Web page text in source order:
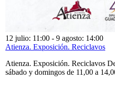
12 julio: 11:00 - 9 agosto: 14:00
Atienza. Exposición. Reciclavos
Atienza. Exposición. Reciclavos
sábado y domingos de 11,00 a